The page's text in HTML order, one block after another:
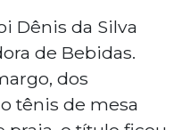
Dênis da Silva
de Bebidas.
dos
tênis de mesa